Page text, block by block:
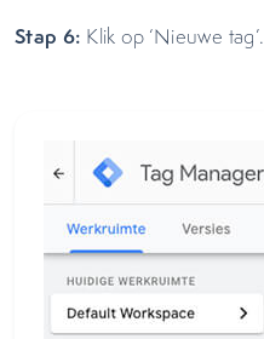
Stap 6: Klik op ‘Nieuwe tag’.